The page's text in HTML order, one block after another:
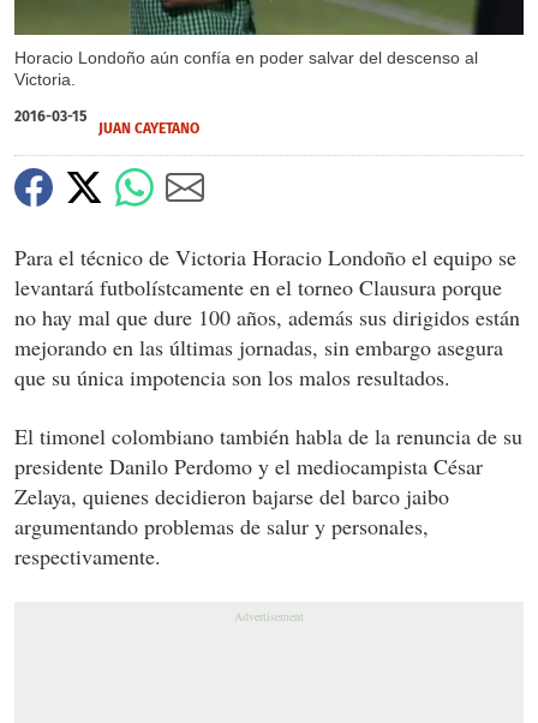
Horacio Londoño aún confía en poder salvar del descenso al
Victoria.
2016-03-15
JUAN CAYETANO
Para el técnico de Victoria Horacio Londoño el equipo se
levantará futbolístcamente en el torneo Clausura porque
no hay mal que dure 100 años, además sus dirigidos están
mejorando en las últimas jornadas, sin embargo asegura
que su única impotencia son los malos resultados.
El timonel colombiano también habla de la renuncia de su
presidente Danilo Perdomo y el mediocampista César
Zelaya, quienes decidieron bajarse del barco jaibo
argumentando problemas de salur y personales,
respectivamente.